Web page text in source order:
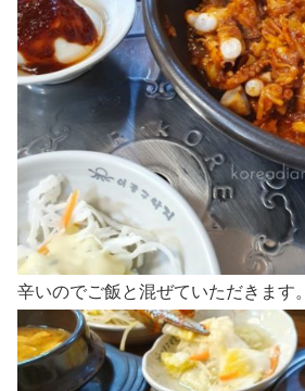
辛いのでご飯と混ぜていただきます。